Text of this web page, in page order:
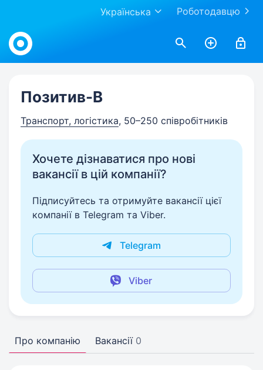
Роботодавцю
Українська
Work.ua
Позитив-В
Транспорт, логістика, 50–250 співробітників
Хочете дізнаватися про нові
вакансії в цій компанії?
Підписуйтесь та отримуйте вакансії цієї
компанії в Telegram та Viber.
Telegram
Viber
Про компанію Вакансії 0